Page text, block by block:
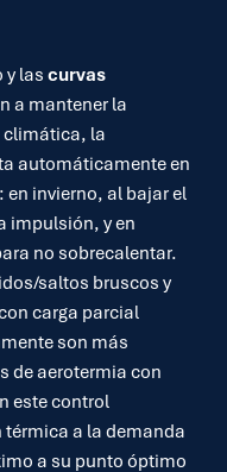
y las curvas
a mantener la
climática, la
automáticamente en
invierno, al bajar el
impulsión, y en
no sobrecalentar.
saltos bruscos y
carga parcial
son más
de aerotermia con
este control
a la demanda
a su punto óptimo